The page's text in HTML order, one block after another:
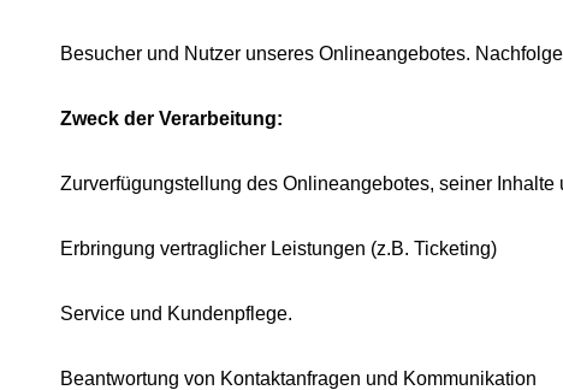
Besucher und Nutzer unseres Onlineangebotes.
Zweck der Verarbeitung:
Zurverfügungstellung des Onlineangebotes, seiner Inhalte
Erbringung vertraglicher Leistungen (z.B. Ticketing)
Service und Kundenpflege.
Beantwortung von Kontaktanfragen und Kommunikation